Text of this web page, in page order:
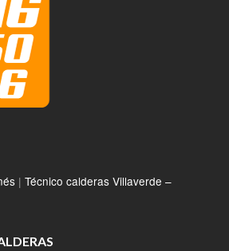
| Técnico calderas Villaverde –